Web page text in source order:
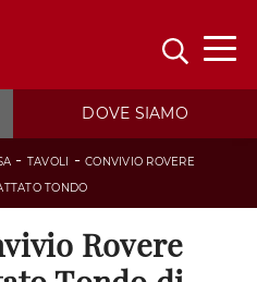
DOVE SIAMO
- TAVOLI - CONVIVIO ROVERE
TONDO
Rovere